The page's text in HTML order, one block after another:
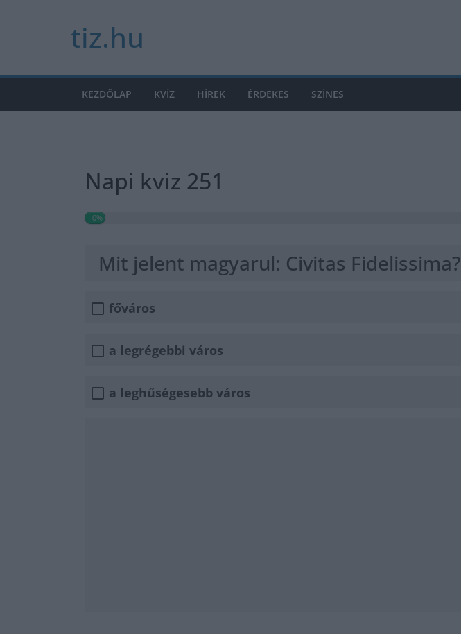
tiz.hu
KEZDŐLAP KVÍZ HÍREK ÉRDEKES SZÍNES
Napi kviz 251
0%
Mit jelent magyarul: Civitas Fidelissima?
főváros
a legrégebbi város
a leghűségesebb város